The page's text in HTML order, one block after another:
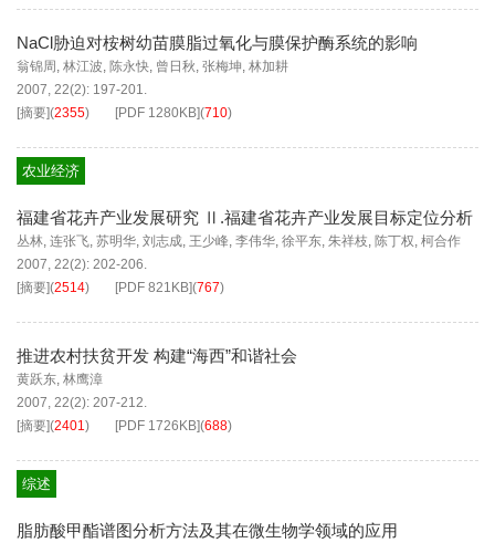
NaCl胁迫对桉树幼苗膜脂过氧化与膜保护酶系统的影响
翁锦周 , 林江波, 陈永快, 曾日秋, 张梅坤, 林加耕
2007, 22(2): 197-201.
[摘要](2355) [PDF 1280KB](710)
农业经济
福建省花卉产业发展研究 Ⅱ.福建省花卉产业发展目标定位分析
丛林, 连张飞, 苏明华, 刘志成, 王少峰, 李伟华, 徐平东, 朱祥枝, 陈丁权, 柯合作
2007, 22(2): 202-206.
[摘要](2514) [PDF 821KB](767)
推进农村扶贫开发 构建“海西”和谐社会
黄跃东, 林鹰漳
2007, 22(2): 207-212.
[摘要](2401) [PDF 1726KB](688)
综述
脂肪酸甲酯谱图分析方法及其在微生物学领域的应用